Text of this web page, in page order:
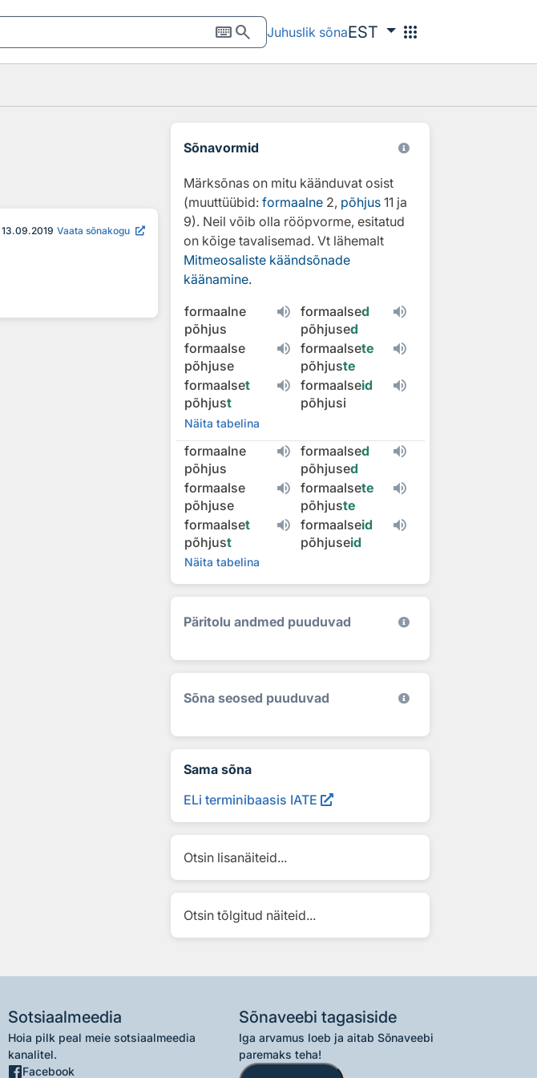
keyboardsearch Juhuslik sõnaEST apps
13.09.2019 Vaata sõnakogu
Sõnavormid
Märksõnas on mitu käänduvat osist
(muuttüübid:formaalne 2, põhjus 11 ja
9). Neil võib olla rööpvorme, esitatud
on kõige tavalisemad. Vt lähemalt
Mitmeosaliste käändsõnade
käänamine.
formaalne
põhjus
formaalsed
põhjused
formaalse
põhjuse
formaalsete
põhjuste
formaalset
põhjust
formaalseid
põhjusi
Näita tabelina
formaalne
põhjus
formaalsed
põhjused
formaalse
põhjuse
formaalsete
põhjuste
formaalset
põhjust
formaalseid
põhjuseid
Näita tabelina
Päritolu andmed puuduvad
Sõna seosed puuduvad
Sama sõna
ELi terminibaasis IATE
Otsin lisanäiteid...
Otsin tõlgitud näiteid...
Sotsiaalmeedia
Hoia pilk peal meie sotsiaalmeedia
kanalitel.
Facebook
Sõnaveebi tagasiside
Iga arvamus loeb ja aitab Sõnaveebi
paremaks teha!